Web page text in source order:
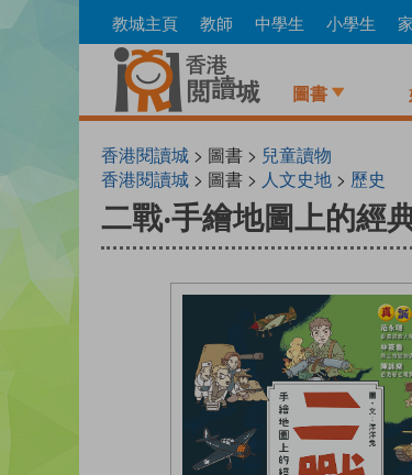
to
教城主頁 教師 中學生 小學生
圖書
香港閱讀城 > 圖書 > 兒童讀物
香港閱讀城 > 圖書 > 人文史地 > 歷史
二戰‧手繪地圖上的經